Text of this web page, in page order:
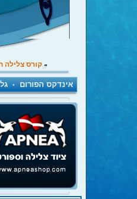
» קורס צלילה
אינדקס הפורום •